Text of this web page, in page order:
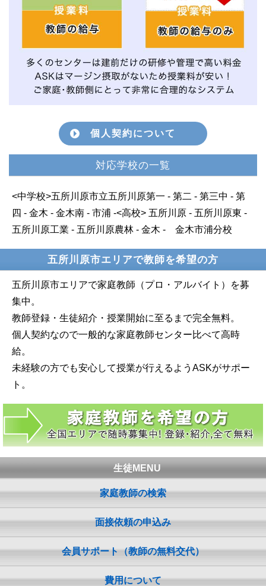
個人契約について
対応学校の一覧
<中学校>五所川原市立五所川原第一 - 第二 - 第三中 - 第
四 - 金木 - 金木南 - 市浦 -<高校> 五所川原 - 五所川原東 -
五所川原工業 - 五所川原農林 - 金木 - 金木市浦分校
五所川原市エリアで教師を希望の方
五所川原市エリアで家庭教師（プロ・アルバイト）を募
集中。
教師登録・生徒紹介・授業開始に至るまで完全無料。
個人契約なので一般的な家庭教師センター比べて高時
給。
未経験の方でも安心して授業が行えるようASKがサポー
ト。
生徒MENU
家庭教師の検索
面接依頼の申込み
会員サポート（教師の無料交代）
費用について